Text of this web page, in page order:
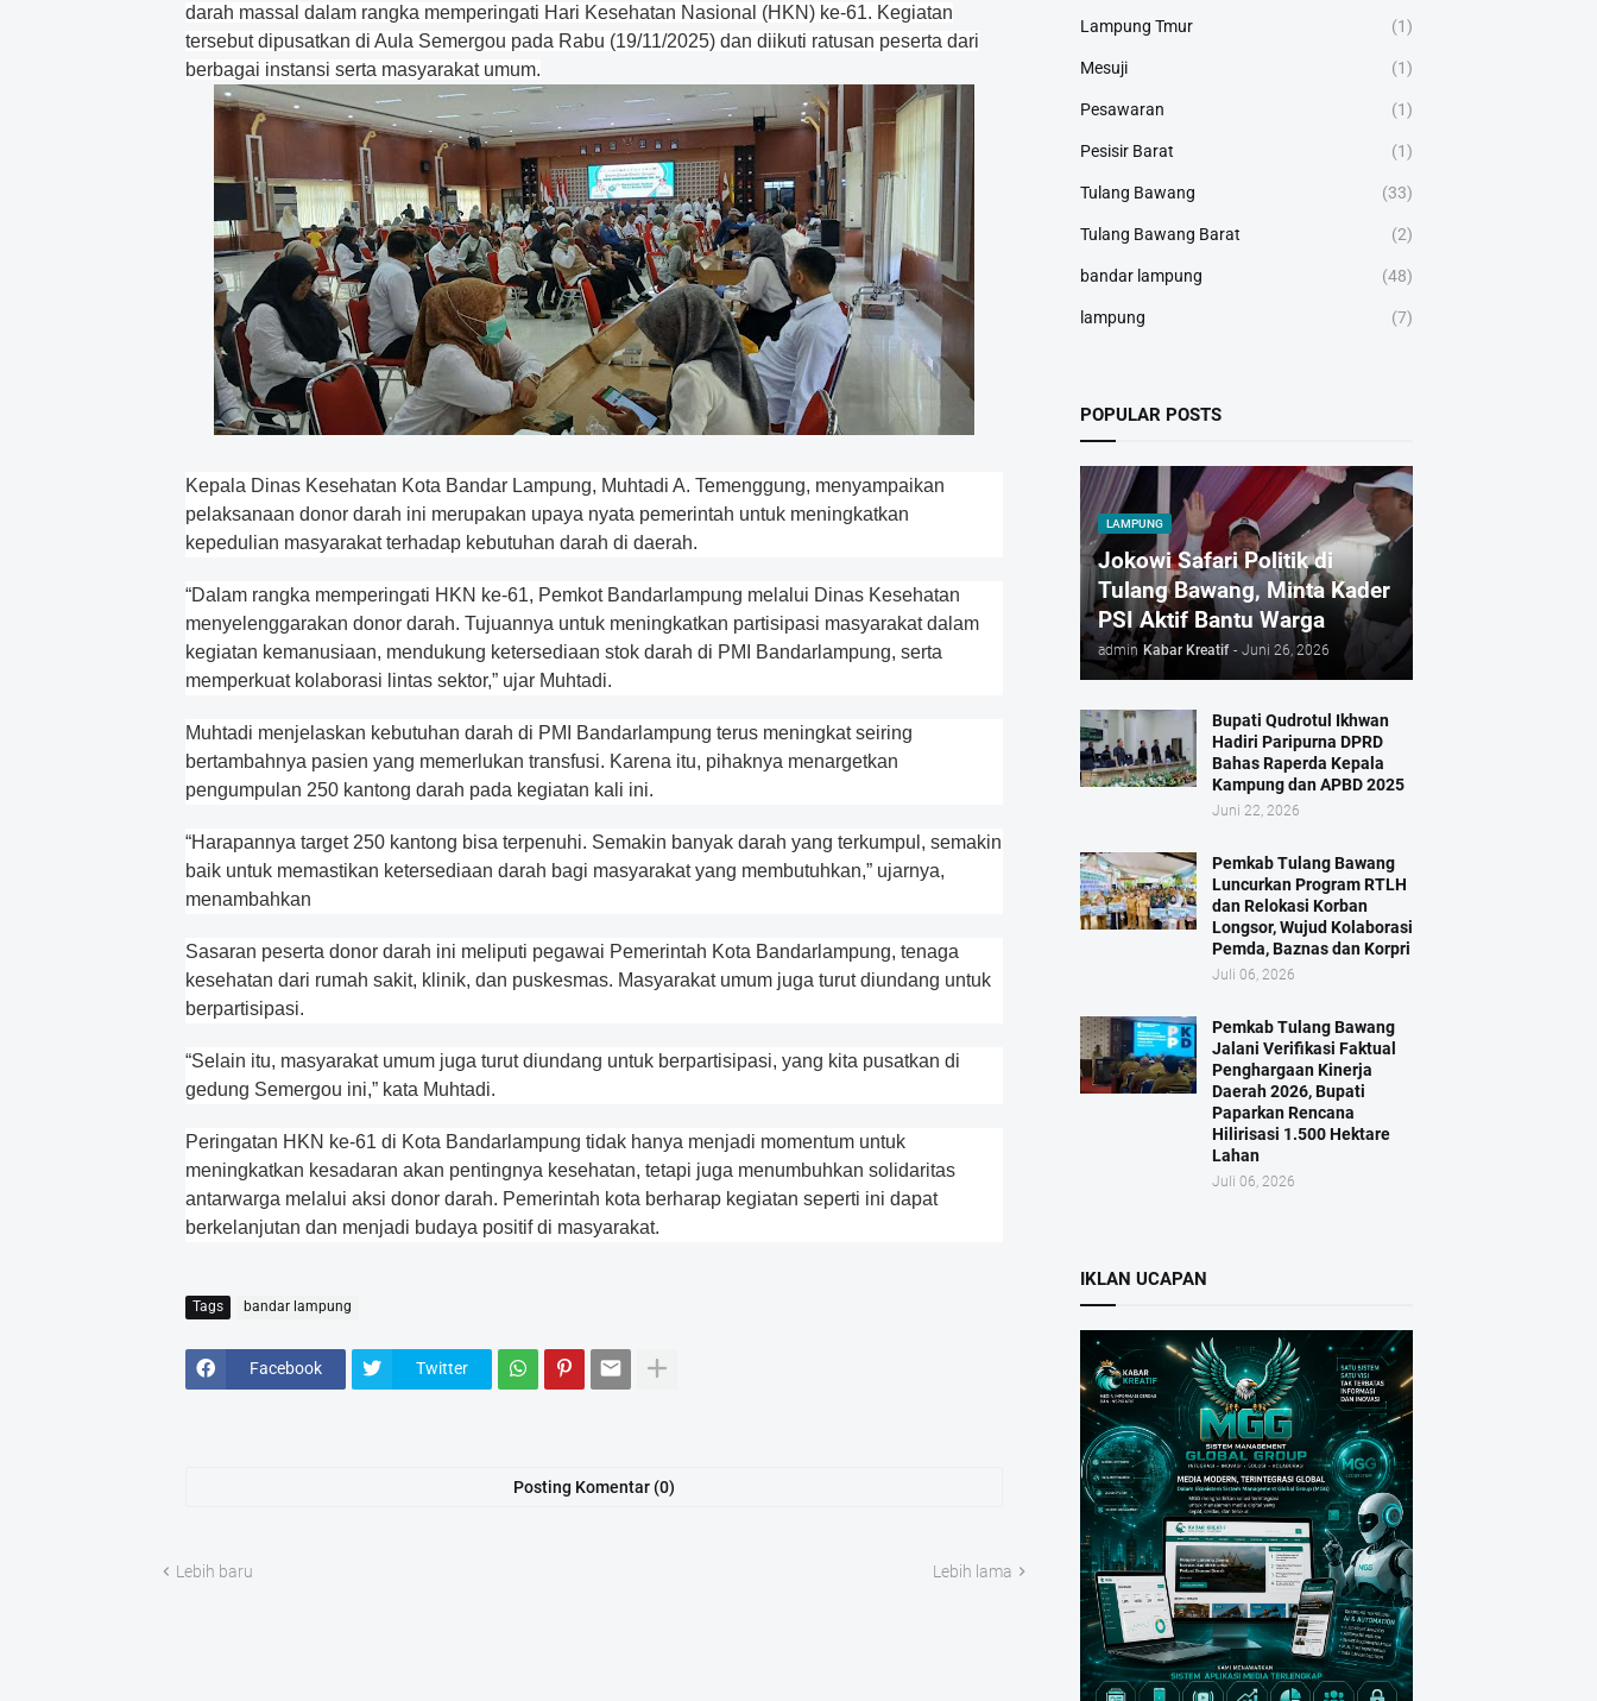
darah massal dalam rangka memperingati Hari Kesehatan Nasional (HKN) ke-61. Kegiatan
tersebut dipusatkan di Aula Semergou pada Rabu (19/11/2025) dan diikuti ratusan peserta dari
berbagai instansi serta masyarakat umum.
Kepala Dinas Kesehatan Kota Bandar Lampung, Muhtadi A. Temenggung, menyampaikan
pelaksanaan donor darah ini merupakan upaya nyata pemerintah untuk meningkatkan
kepedulian masyarakat terhadap kebutuhan darah di daerah.
“Dalam rangka memperingati HKN ke-61, Pemkot Bandarlampung melalui Dinas Kesehatan
menyelenggarakan donor darah. Tujuannya untuk meningkatkan partisipasi masyarakat dalam
kegiatan kemanusiaan, mendukung ketersediaan stok darah di PMI Bandarlampung, serta
memperkuat kolaborasi lintas sektor,” ujar Muhtadi.
Muhtadi menjelaskan kebutuhan darah di PMI Bandarlampung terus meningkat seiring
bertambahnya pasien yang memerlukan transfusi. Karena itu, pihaknya menargetkan
pengumpulan 250 kantong darah pada kegiatan kali ini.
“Harapannya target 250 kantong bisa terpenuhi. Semakin banyak darah yang terkumpul, semakin
baik untuk memastikan ketersediaan darah bagi masyarakat yang membutuhkan,” ujarnya,
menambahkan
Sasaran peserta donor darah ini meliputi pegawai Pemerintah Kota Bandarlampung, tenaga
kesehatan dari rumah sakit, klinik, dan puskesmas. Masyarakat umum juga turut diundang untuk
berpartisipasi.
“Selain itu, masyarakat umum juga turut diundang untuk berpartisipasi, yang kita pusatkan di
gedung Semergou ini,” kata Muhtadi.
Peringatan HKN ke-61 di Kota Bandarlampung tidak hanya menjadi momentum untuk
meningkatkan kesadaran akan pentingnya kesehatan, tetapi juga menumbuhkan solidaritas
antarwarga melalui aksi donor darah. Pemerintah kota berharap kegiatan seperti ini dapat
berkelanjutan dan menjadi budaya positif di masyarakat.
Tags bandar lampung
Facebook Twitter
Posting Komentar (0)
Lebih baru Lebih lama
Lampung Tmur (1)
Mesuji (1)
Pesawaran (1)
Pesisir Barat (1)
Tulang Bawang (33)
Tulang Bawang Barat (2)
bandar lampung (48)
lampung (7)
POPULAR POSTS
LAMPUNG
Jokowi Safari Politik di
Tulang Bawang, Minta Kader
PSI Aktif Bantu Warga
admin Kabar Kreatif - Juni 26, 2026
Bupati Qudrotul Ikhwan
Hadiri Paripurna DPRD
Bahas Raperda Kepala
Kampung dan APBD 2025
Juni 22, 2026
Pemkab Tulang Bawang
Luncurkan Program RTLH
dan Relokasi Korban
Longsor, Wujud Kolaborasi
Pemda, Baznas dan Korpri
Juli 06, 2026
Pemkab Tulang Bawang
Jalani Verifikasi Faktual
Penghargaan Kinerja
Daerah 2026, Bupati
Paparkan Rencana
Hilirisasi 1.500 Hektare
Lahan
Juli 06, 2026
IKLAN UCAPAN